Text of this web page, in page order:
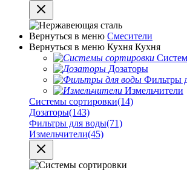
Вернуться в меню Смесители
Вернуться в меню Кухня Кухня
Дозаторы
Фильтры
Измельчители
Системы сортировки(14)
Дозаторы(143)
Фильтры для воды(71)
Измельчители(45)